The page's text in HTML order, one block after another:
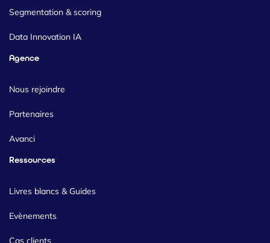
Segmentation & scoring
Data Innovation IA
Agence
Nous rejoindre
Partenaires
Avanci
Ressources
Livres blancs & Guides
Evènements
Cas clients